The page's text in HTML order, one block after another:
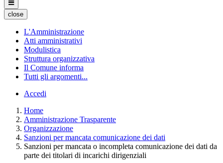
close
L'Amministrazione
Atti amministrativi
Modulistica
Struttura organizzativa
Il Comune informa
Tutti gli argomenti...
Accedi
Home
Amministrazione Trasparente
Organizzazione
Sanzioni per mancata comunicazione dei dati
Sanzioni per mancata o incompleta comunicazione dei dati da
parte dei titolari di incarichi dirigenziali